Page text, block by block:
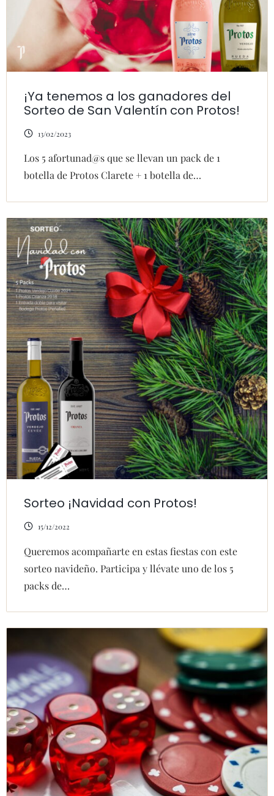
¡Ya tenemos a los ganadores del
Sorteo de San Valentín con Protos!
13/02/2023
Los 5 afortunad@s que se llevan un pack de 1
botella de Protos Clarete + 1 botella de…
Sorteo ¡Navidad con Protos!
15/12/2022
Queremos acompañarte en estas fiestas con este
sorteo navideño. Participa y llévate uno de los 5
packs de…